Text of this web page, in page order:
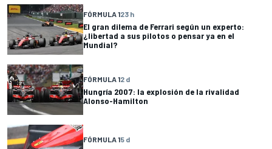
FÓRMULA 123 h
El gran dilema de Ferrari según un experto:
¿libertad a sus pilotos o pensar ya en el
Mundial?
FÓRMULA 12 d
Hungría 2007: la explosión de la rivalidad
Alonso-Hamilton
FÓRMULA 15 d